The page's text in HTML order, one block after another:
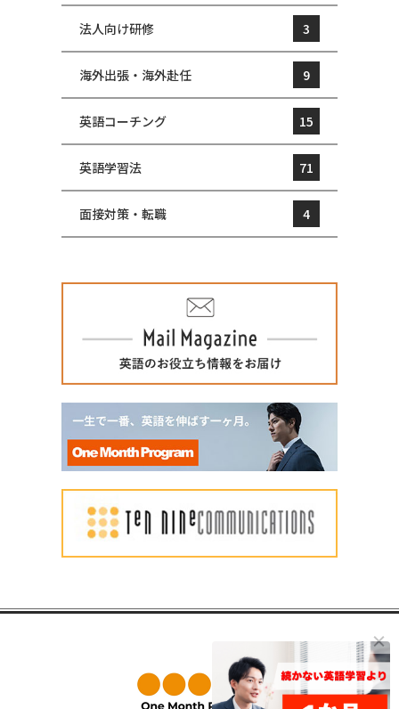
法人向け研修 3
海外出張・海外赴任 9
英語コーチング 15
英語学習法 71
面接対策・転職 4